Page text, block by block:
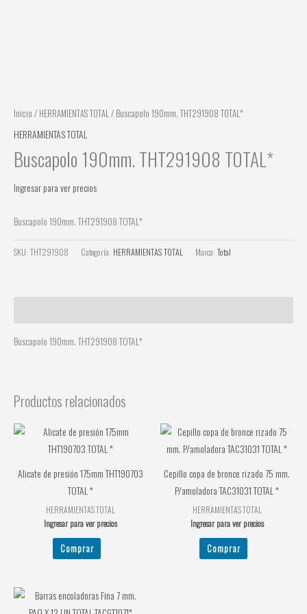
Inicio / HERRAMIENTAS TOTAL/ Buscapolo 190mm. THT291908 TOTAL*
HERRAMIENTAS TOTAL
Buscapolo 190mm. THT291908 TOTAL*
Ingresar para ver precios
Buscapolo 190mm. THT291908 TOTAL*
SKU: THT291908 Categoría: HERRAMIENTAS TOTAL Marca: Total
Buscapolo 190mm. THT291908 TOTAL*
Productos relacionados
Alicate de presión 175mm THT190703
TOTAL *
HERRAMIENTAS TOTAL
Ingresar para ver precios
Comprar
Cepillo copa de bronce rizado 75 mm.
P/amoladora TAC31031 TOTAL *
HERRAMIENTAS TOTAL
Ingresar para ver precios
Comprar